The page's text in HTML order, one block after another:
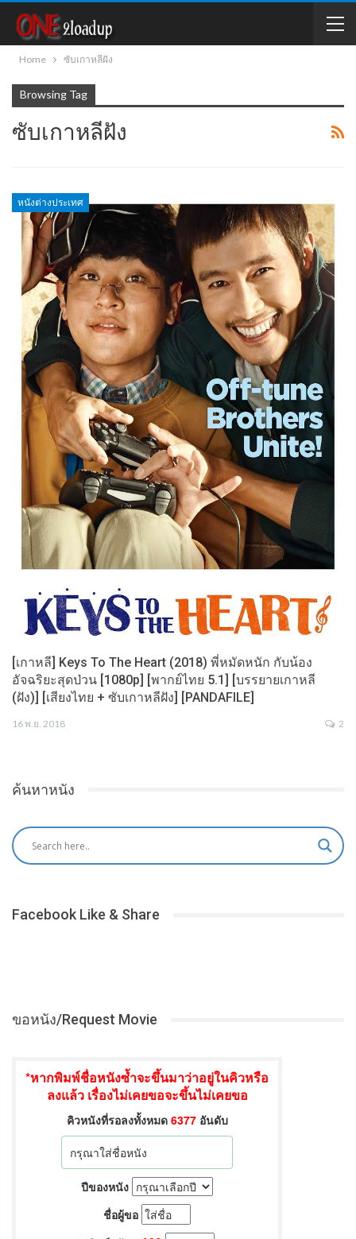
Home ซับเกาหลีฝัง
Browsing Tag
ซับเกาหลีฝัง
หนังต่างประเทศ
[เกาหลี] Keys To The Heart (2018) พี่หมัดหนัก กับน้อง
อัจฉริยะสุดป่วน [1080p] [พากย์ไทย 5.1] [บรรยายเกาหลี
(ฝัง)] [เสียงไทย + ซับเกาหลีฝัง] [PANDAFILE]
16 พ.ย. 2018 2
ค้นหาหนัง
Facebook Like & Share
ขอหนัง/Request Movie